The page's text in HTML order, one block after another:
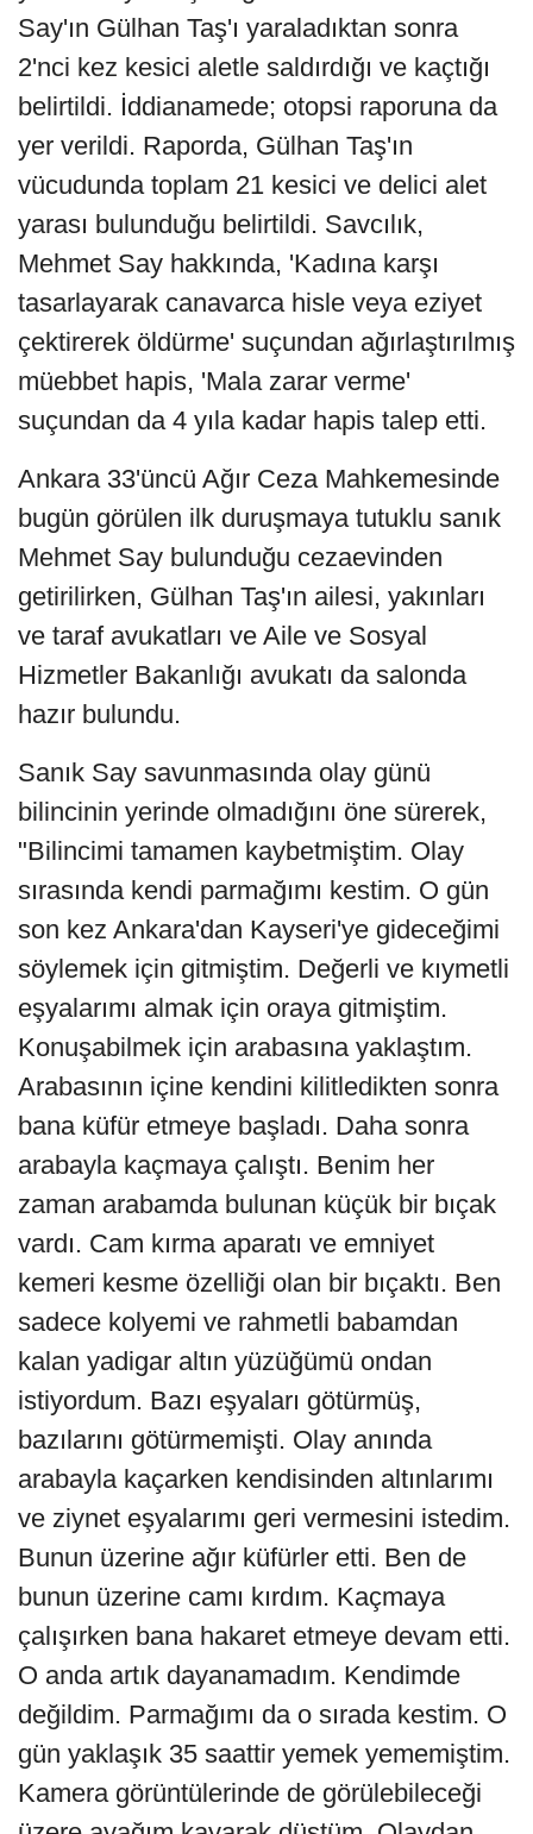
Say'ın Gülhan Taş'ı yaraladıktan sonra
2'nci kez kesici aletle saldırdığı ve kaçtığı
belirtildi. İddianamede; otopsi raporuna da
yer verildi. Raporda, Gülhan Taş'ın
vücudunda toplam 21 kesici ve delici alet
yarası bulunduğu belirtildi. Savcılık,
Mehmet Say hakkında, 'Kadına karşı
tasarlayarak canavarca hisle veya eziyet
çektirerek öldürme' suçundan ağırlaştırılmış
müebbet hapis, 'Mala zarar verme'
suçundan da 4 yıla kadar hapis talep etti.
Ankara 33'üncü Ağır Ceza Mahkemesinde
bugün görülen ilk duruşmaya tutuklu sanık
Mehmet Say bulunduğu cezaevinden
getirilirken, Gülhan Taş'ın ailesi, yakınları
ve taraf avukatları ve Aile ve Sosyal
Hizmetler Bakanlığı avukatı da salonda
hazır bulundu.
Sanık Say savunmasında olay günü
bilincinin yerinde olmadığını öne sürerek,
"Bilincimi tamamen kaybetmiştim. Olay
sırasında kendi parmağımı kestim. O gün
son kez Ankara'dan Kayseri'ye gideceğimi
söylemek için gitmiştim. Değerli ve kıymetli
eşyalarımı almak için oraya gitmiştim.
Konuşabilmek için arabasına yaklaştım.
Arabasının içine kendini kilitledikten sonra
bana küfür etmeye başladı. Daha sonra
arabayla kaçmaya çalıştı. Benim her
zaman arabamda bulunan küçük bir bıçak
vardı. Cam kırma aparatı ve emniyet
kemeri kesme özelliği olan bir bıçaktı. Ben
sadece kolyemi ve rahmetli babamdan
kalan yadigar altın yüzüğümü ondan
istiyordum. Bazı eşyaları götürmüş,
bazılarını götürmemişti. Olay anında
arabayla kaçarken kendisinden altınlarımı
ve ziynet eşyalarımı geri vermesini istedim.
Bunun üzerine ağır küfürler etti. Ben de
bunun üzerine camı kırdım. Kaçmaya
çalışırken bana hakaret etmeye devam etti.
O anda artık dayanamadım. Kendimde
değildim. Parmağımı da o sırada kestim. O
gün yaklaşık 35 saattir yemek yememiştim.
Kamera görüntülerinde de görülebileceği